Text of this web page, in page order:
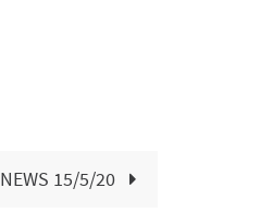
NEWS 15/5/20